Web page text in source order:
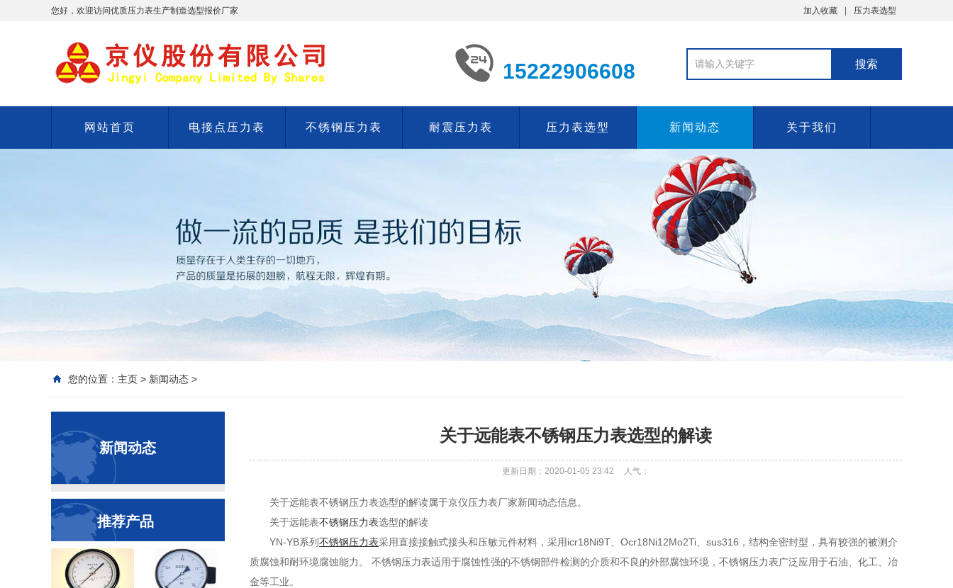
您好，欢迎访问优质压力表生产制造选型报价厂家 加入收藏 压力表选型
15222906608
网站首页 电接点压力表 不锈钢压力表 耐震压力表 压力表选型 新闻动态 关于我们
您的位置： 主页 > 新闻动态 >
新闻动态
推荐产品
关于远能表不锈钢压力表选型的解读
更新日期：2020-01-05 23:42 人气：
关于远能表不锈钢压力表选型的解读属于京仪压力表厂家新闻动态信息。
关于远能表不锈钢压力表选型的解读
YN-YB系列不锈钢压力表采用直接接触式接头和压敏元件材料，采用icr18Ni9T、Ocr18Ni12Mo2Ti、sus316，结构全密封型，具有较强的被测介
质腐蚀和耐环境腐蚀能力。 不锈钢压力表适用于腐蚀性强的不锈钢部件检测的介质和不良的外部腐蚀环境，不锈钢压力表广泛应用于石油、化工、冶
金等工业。